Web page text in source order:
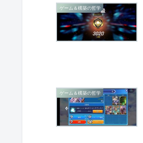
ゲーム＆構築の哲学
ゲーム＆構築の哲学